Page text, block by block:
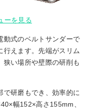
ーを見る
動式のベルトサンダーで
行えます。先端がスリム
狭い場所や壁際の研削も
で研磨もでき、効率的に
幅152×高さ155mm、